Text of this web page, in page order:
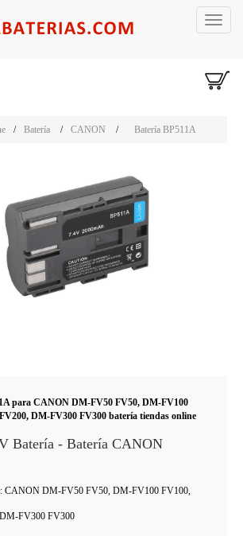
Toggle
/ Batería / CANON / Batería BP511A
para CANON DM-FV50 FV50, DM-FV100
DM-FV300 FV300 batería tiendas online
Batería - Batería CANON
CANON DM-FV50 FV50, DM-FV100 FV100,
FV300 FV300